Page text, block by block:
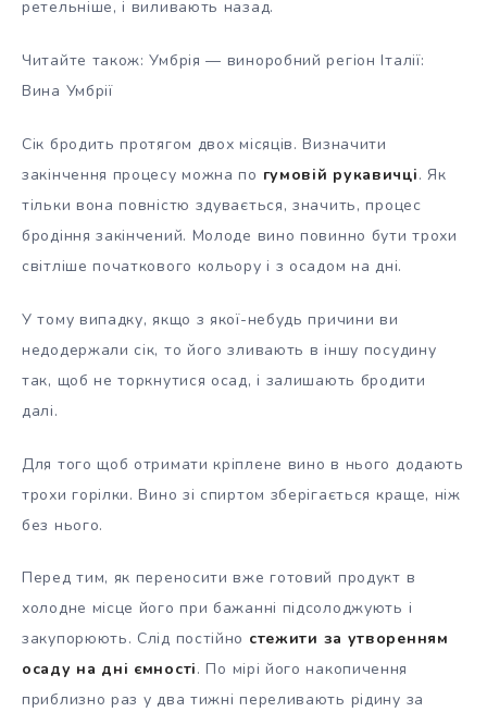
ретельніше, і виливають назад.
Читайте також: Умбрія — виноробний регіон Італії:
Вина Умбрії
Сік бродить протягом двох місяців. Визначити
закінчення процесу можна по гумовій рукавичці. Як
тільки вона повністю здувається, значить, процес
бродіння закінчений. Молоде вино повинно бути трохи
світліше початкового кольору і з осадом на дні.
У тому випадку, якщо з якої-небудь причини ви
недодержали сік, то його зливають в іншу посудину
так, щоб не торкнутися осад, і залишають бродити
далі.
Для того щоб отримати кріплене вино в нього додають
трохи горілки. Вино зі спиртом зберігається краще, ніж
без нього.
Перед тим, як переносити вже готовий продукт в
холодне місце його при бажанні підсолоджують і
закупорюють. Слід постійно стежити за утворенням
осаду на дні ємності. По мірі його накопичення
приблизно раз у два тижні переливають рідину за